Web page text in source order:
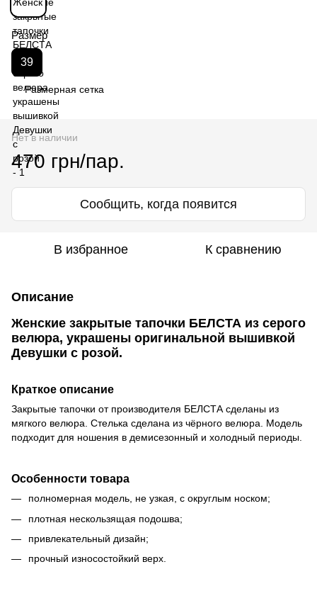
Размер
39
Размерная сетка
Нет в наличии
470 грн/пар.
Сообщить, когда появится
В избранное К сравнению
Описание
Женские закрытые тапочки БЕЛСТА из серого
велюра, украшены оригинальной вышивкой
Девушки с розой.
Краткое описание
Закрытые тапочки от производителя БЕЛСТА сделаны из
мягкого велюра. Стелька сделана из чёрного велюра. Модель
подходит для ношения в демисезонный и холодный периоды.
Особенности товара
полномерная модель, не узкая, с округлым носком;
плотная нескользящая подошва;
привлекательный дизайн;
прочный износостойкий верх.